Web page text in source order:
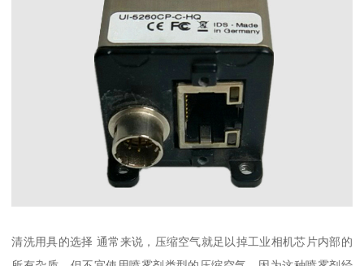
清洗用具的选择 通常来说，压缩空气就足以掉工业相机芯片内部的